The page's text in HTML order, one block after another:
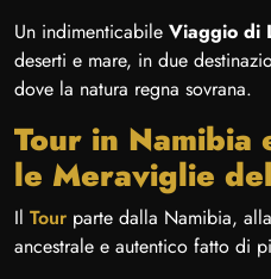
Un indimenticabile Viaggio di
deserti e mare, in due
dove la natura regna sovrana.
Tour in Namibia
le Meraviglie
Il Tour parte dalla Namibia,
ancestrale e autentico fatto di